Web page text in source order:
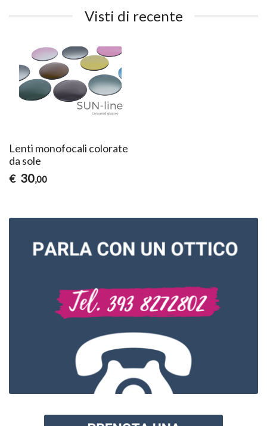
Visti di recente
Lenti monofocali colorate
da sole
€ 30,00